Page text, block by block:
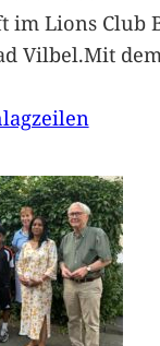
im Lions Club
Vilbel.Mit